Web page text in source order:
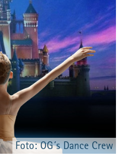
Foto: OG´s Dance Crew